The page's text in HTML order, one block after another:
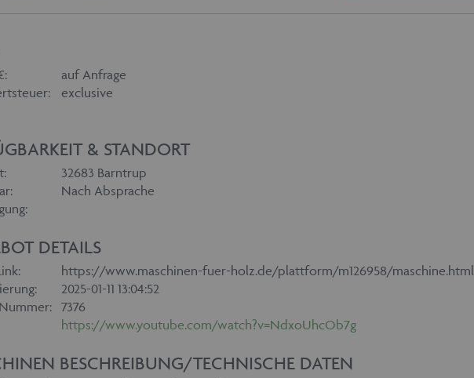
auf Anfrage
exclusive
& STANDORT
32683 Barntrup
Nach Absprache
DETAILS
https://www.maschinen-fuer-holz.de/plattform/m126958/maschine.html
2025-01-11 13:04:52
7376
https://www.youtube.com/watch?v=NdxoUhcOb7g
BESCHREIBUNG/TECHNISCHE DATEN